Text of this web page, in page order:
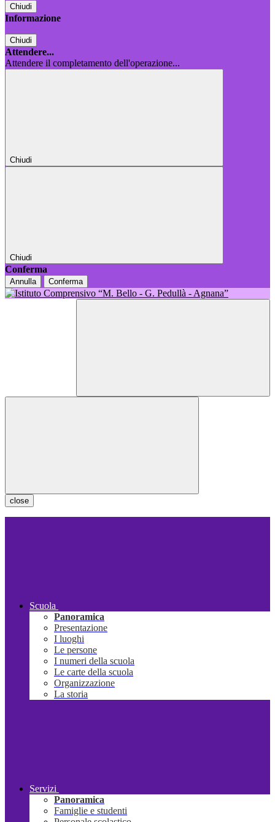
Chiudi
Informazione
Chiudi
Attendere...
Attendere il completamento dell'operazione...
Chiudi
Chiudi
Conferma
Annulla Conferma
close
Scuola
Panoramica
Presentazione
I luoghi
Le persone
I numeri della scuola
Le carte della scuola
Organizzazione
La storia
Servizi
Panoramica
Famiglie e studenti